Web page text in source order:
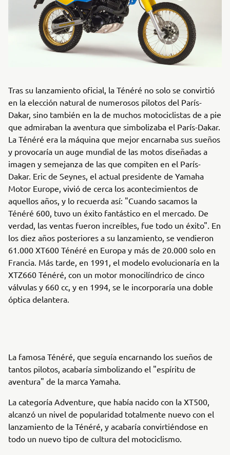
Tras su lanzamiento oficial, la Ténéré no solo se convirtió
en la elección natural de numerosos pilotos del París-
Dakar, sino también en la de muchos motociclistas de a pie
que admiraban la aventura que simbolizaba el París-Dakar.
La Ténéré era la máquina que mejor encarnaba sus sueños
y provocaría un auge mundial de las motos diseñadas a
imagen y semejanza de las que compiten en el París-
Dakar. Eric de Seynes, el actual presidente de Yamaha
Motor Europe, vivió de cerca los acontecimientos de
aquellos años, y lo recuerda así: "Cuando sacamos la
Ténéré 600, tuvo un éxito fantástico en el mercado. De
verdad, las ventas fueron increíbles, fue todo un éxito". En
los diez años posteriores a su lanzamiento, se vendieron
61.000 XT600 Ténéré en Europa y más de 20.000 solo en
Francia. Más tarde, en 1991, el modelo evolucionaría en la
XTZ660 Ténéré, con un motor monocilíndrico de cinco
válvulas y 660 cc, y en 1994, se le incorporaría una doble
óptica delantera.
La famosa Ténéré, que seguía encarnando los sueños de
tantos pilotos, acabaría simbolizando el "espíritu de
aventura" de la marca Yamaha.
La categoría Adventure, que había nacido con la XT500,
alcanzó un nivel de popularidad totalmente nuevo con el
lanzamiento de la Ténéré, y acabaría convirtiéndose en
todo un nuevo tipo de cultura del motociclismo.